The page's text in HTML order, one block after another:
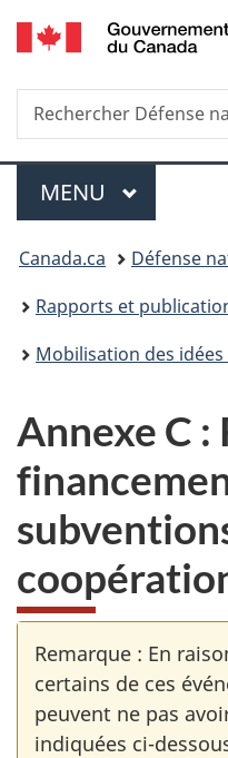
Recherche
Rechercher
Défense
Menu
MENU PRINCIPAL
Vous
êtes
ici :
Canada.ca
Défense
Rapports et
Mobilisation des idées nouvelles en matière
Annexe C :
Remarque : En
certains de ces
peuvent ne pas
indiquées ci-